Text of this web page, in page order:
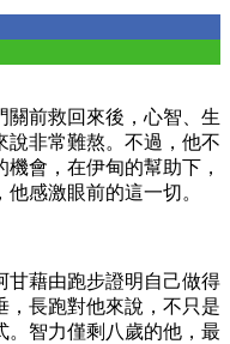
關前救回來後，心智、生
說非常難熬。不過，他不
會，在伊甸的幫助下，
感激眼前的這一切。
甘藉由跑步證明自己做得
長跑對他來說，不只是
。智力僅剩八歲的他，最